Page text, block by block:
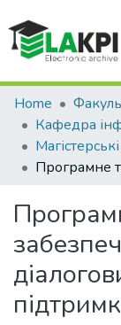
Communities &
All of DSpace
Statistics
Home